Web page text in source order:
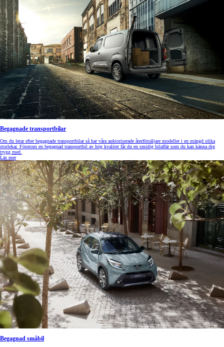
Begagnade transportbilar
Om du letar efter begagnade transportbilar så har våra auktoriserade återförsäljare modeller i en mängd olika
storlekar. Förutom en begagnad transportbil av hög kvalitet får du en smidig bilaffär som du kan känna dig
trygg med.
Läs mer
Begagnad småbil